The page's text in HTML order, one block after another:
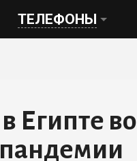
ТЕЛЕФОНЫ
Египте во